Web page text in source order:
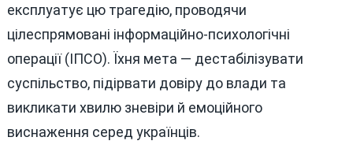
експлуатує цю трагедію, проводячи
цілеспрямовані інформаційно-психологічні
операції (ІПСО). Їхня мета — дестабілізувати
суспільство, підірвати довіру до влади та
викликати хвилю зневіри й емоційного
виснаження серед українців.